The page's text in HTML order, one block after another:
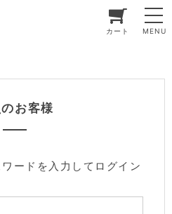
カート MENU
お客様
ードを入力してログイン